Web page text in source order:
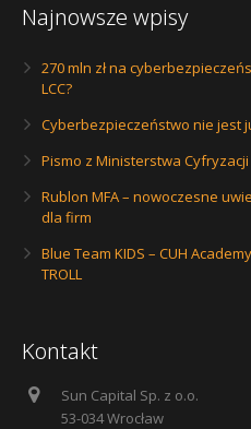
Najnowsze wpisy
270 mln zł na
LCC?
Cyberbezpieczeństwo nie jest
Pismo z Ministerstwa Cyfryzacji
Rublon MFA – nowoczesne
dla firm
Blue Team KIDS – CUH
TROLL
Kontakt
Sun Capital Sp. z o.o.
53-034 Wrocław